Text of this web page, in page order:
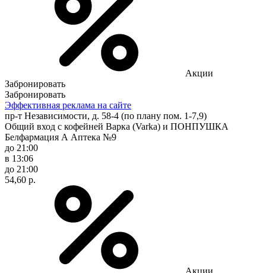
Акции
Забронировать
Забронировать
Эффективная реклама на сайте
пр-т Независимости, д. 58-4 (по плану пом. 1-7,9)
Общий вход с кофейней Варка (Varka) и ПОНПУШКА
Белфармация А Аптека №9
до 21:00
в 13:06
до 21:00
54,60 р.
Акции